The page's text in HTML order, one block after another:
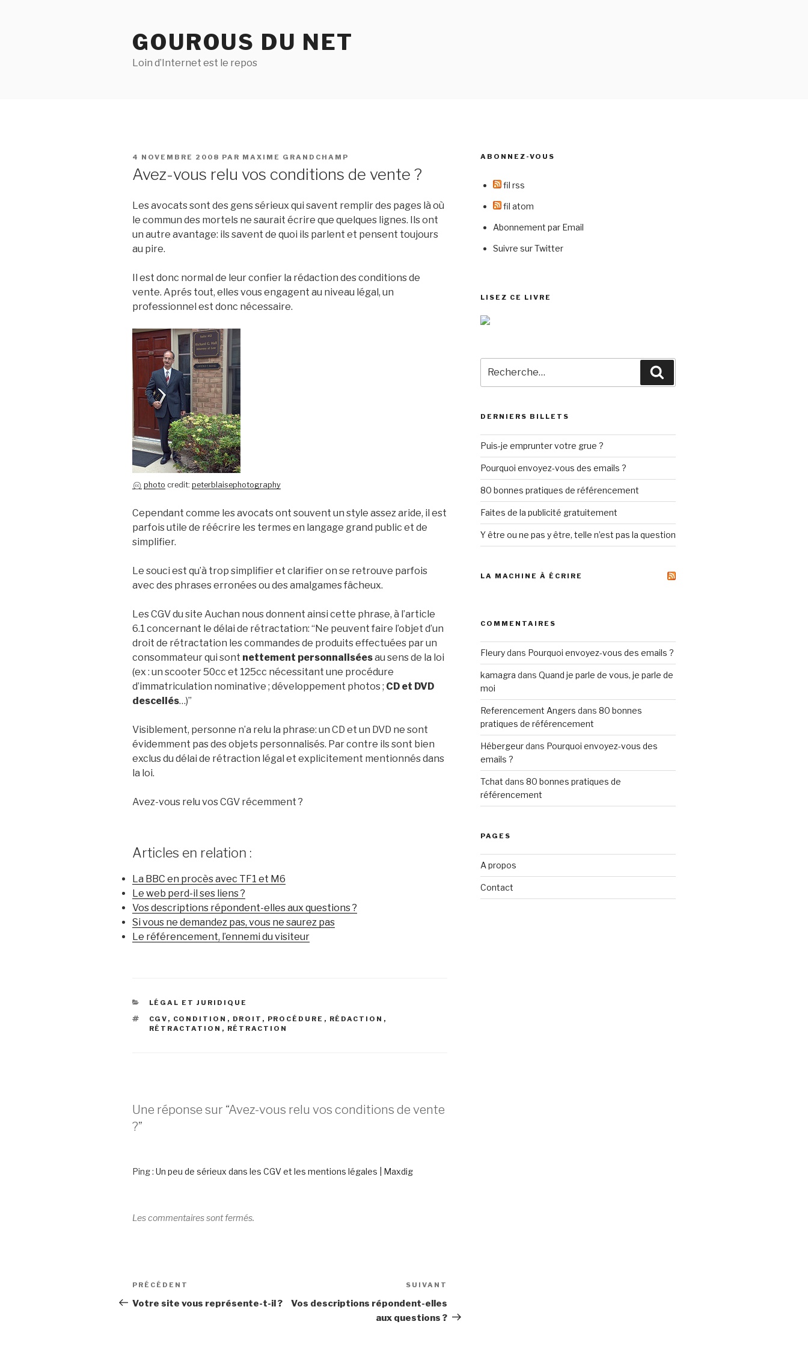
GOUROUS DU NET
Loin d’Internet est le repos
PUBLIÉ
4 NOVEMBRE 2008 PAR MAXIME GRANDCHAMP
Avez-vous relu vos conditions de vente ?
Les avocats sont des gens sérieux qui savent remplir des pages là où
le commun des mortels ne saurait écrire que quelques lignes. Ils ont
un autre avantage: ils savent de quoi ils parlent et pensent toujours
au pire.
Il est donc normal de leur confier la rédaction des conditions de
vente. Aprés tout, elles vous engagent au niveau légal, un
professionnel est donc nécessaire.
photo credit: peterblaisephotography
Cependant comme les avocats ont souvent un style assez aride, il est
parfois utile de réécrire les termes en langage grand public et de
simplifier.
Le souci est qu’à trop simplifier et clarifier on se retrouve parfois
avec des phrases erronées ou des amalgames fâcheux.
Les CGV du site Auchan nous donnent ainsi cette phrase, à l’article
6.1 concernant le délai de rétractation: “Ne peuvent faire l’objet d’un
droit de rétractation les commandes de produits effectuées par un
consommateur qui sont nettement personnaliséesau sens de la loi
(ex : un scooter 50cc et 125cc nécessitant une procédure
d’immatriculation nominative ; développement photos ; CD et DVD
descellés…)”
Visiblement, personne n’a relu la phrase: un CD et un DVD ne sont
évidemment pas des objets personnalisés. Par contre ils sont bien
exclus du délai de rétraction légal et explicitement mentionnés dans
la loi.
Avez-vous relu vos CGV récemment ?
Articles en relation :
La BBC en procès avec TF1 et M6
Le web perd-il ses liens ?
Vos descriptions répondent-elles aux questions ?
Si vous ne demandez pas, vous ne saurez pas
Le référencement, l’ennemi du visiteur
CATÉGORIES
LÉGAL ET JURIDIQUE
ÉTIQUETTES
CGV , CONDITION , DROIT , PROCÉDURE , RÉDACTION ,
RÉTRACTATION , RÉTRACTION
Une réponse sur “Avez-vous relu vos conditions de vente
?”
Ping : Un peu de sérieux dans les CGV et les mentions légales | Maxdig
Les commentaires sont fermés.
Navigation
de
Article
précédent
PRÉCÉDENT
Votre site vous représente-t-il ?
SUIVANT
Vos descriptions répondent-elles
aux questions ?
ABONNEZ-VOUS
fil rss
fil atom
Abonnement par Email
Suivre sur Twitter
LISEZ CE LIVRE
pour
:
DERNIERS BILLETS
Puis-je emprunter votre grue ?
Pourquoi envoyez-vous des emails ?
80 bonnes pratiques de référencement
Faites de la publicité gratuitement
Y être ou ne pas y être, telle n’est pas la question
LA MACHINE À ÉCRIRE
COMMENTAIRES
Fleurydans Pourquoi envoyez-vous des emails ?
kamagra dans Quand je parle de vous, je parle de
moi
Referencement Angers dans 80 bonnes
pratiques de référencement
Hébergeurdans Pourquoi envoyez-vous des
emails ?
Tchat dans 80 bonnes pratiques de
référencement
PAGES
A propos
Contact